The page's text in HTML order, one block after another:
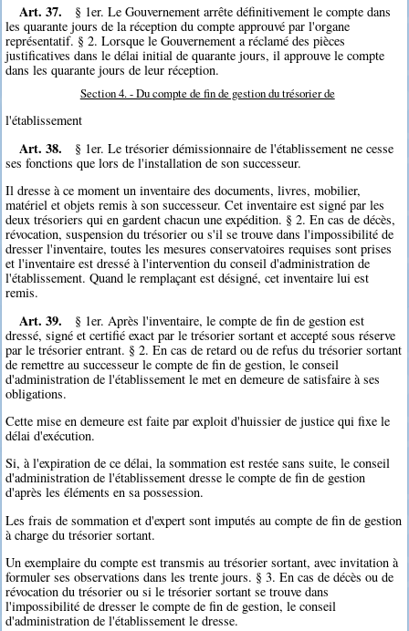
Art. 37.
§ 1er. Le Gouvernement arrête définitivement le compte dans
les quarante jours de la réception du compte approuvé par l'organe
représentatif. § 2. Lorsque le Gouvernement a réclamé des pièces
justificatives dans le délai initial de quarante jours, il approuve le compte
dans les quarante jours de leur réception.
Section 4. - Du compte de fin de gestion du trésorier de
l'établissement
Art. 38.
§ 1er. Le trésorier démissionnaire de l'établissement ne cesse
ses fonctions que lors de l'installation de son successeur.
Il dresse à ce moment un inventaire des documents, livres, mobilier,
matériel et objets remis à son successeur. Cet inventaire est signé par les
deux trésoriers qui en gardent chacun une expédition. § 2. En cas de décès,
révocation, suspension du trésorier ou s'il se trouve dans l'impossibilité de
dresser l'inventaire, toutes les mesures conservatoires requises sont prises
et l'inventaire est dressé à l'intervention du conseil d'administration de
l'établissement. Quand le remplaçant est désigné, cet inventaire lui est
remis.
Art. 39.
§ 1er. Après l'inventaire, le compte de fin de gestion est
dressé, signé et certifié exact par le trésorier sortant et accepté sous réserve
par le trésorier entrant. § 2. En cas de retard ou de refus du trésorier sortant
de remettre au successeur le compte de fin de gestion, le conseil
d'administration de l'établissement le met en demeure de satisfaire à ses
obligations.
Cette mise en demeure est faite par exploit d'huissier de justice qui fixe le
délai d'exécution.
Si, à l'expiration de ce délai, la sommation est restée sans suite, le conseil
d'administration de l'établissement dresse le compte de fin de gestion
d'après les éléments en sa possession.
Les frais de sommation et d'expert sont imputés au compte de fin de gestion
à charge du trésorier sortant.
Un exemplaire du compte est transmis au trésorier sortant, avec invitation à
formuler ses observations dans les trente jours. § 3. En cas de décès ou de
révocation du trésorier ou si le trésorier sortant se trouve dans
l'impossibilité de dresser le compte de fin de gestion, le conseil
d'administration de l'établissement le dresse.